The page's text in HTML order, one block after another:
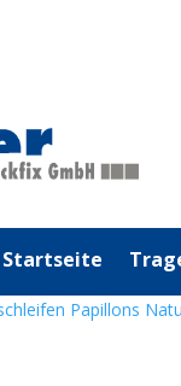
Startseite
Papillons